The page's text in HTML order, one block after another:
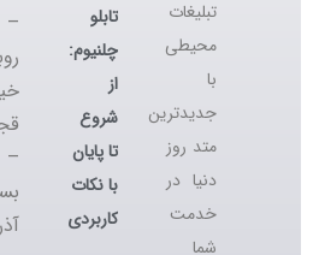
تبلیغات
محیطی
با
جدیدترین
متد روز
دنیا در
خدمت
شما
تابلو
چلنیوم:
از
شروع
تا پایان
با نکات
کاربردی
–